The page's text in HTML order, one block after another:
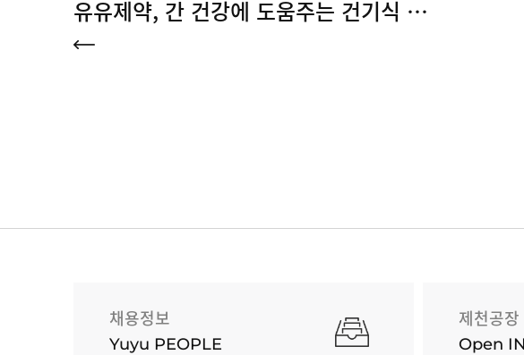
유유제약, 간 건강에 도움주는 건기식 ‘더 이상 버티다 간’ 출시
채용정보
Yuyu PEOPLE
제천공장
Open